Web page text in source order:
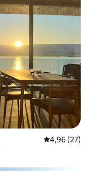
4,96 de uma
4,96 (27)